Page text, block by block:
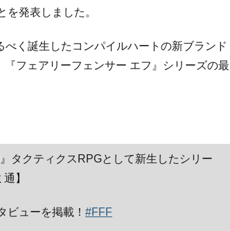
発表しました。
く誕生したコンパイルハートの新ブランド
『フェアリーフェンサー エフ』シリーズの最
タクティクスRPGとして新生したシリー
】
ビューを掲載！ #FFF